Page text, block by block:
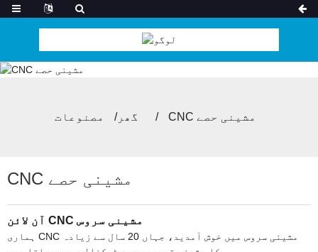
گھر مصنوعات CNC مشینی حصے
CNC مشینی حصے
آن لائن CNC مشینی سروس
ہماری CNC مشینی سروس میں خوش آمدید، جہاں 20 سال سے زیادہ